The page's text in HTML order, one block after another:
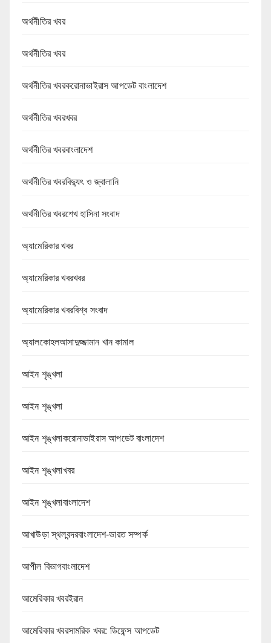
অর্থনীতির খবর
অর্থনীতির খবর
অর্থনীতির খবরকরোনাভাইরাস আপডেট বাংলাদেশ
অর্থনীতির খবরখবর
অর্থনীতির খবরবাংলাদেশ
অর্থনীতির খবরবিদ্যুৎ ও জ্বালানি
অর্থনীতির খবরশেখ হাসিনা সংবাদ
অ্যামেরিকার খবর
অ্যামেরিকার খবরখবর
অ্যামেরিকার খবরবিশ্ব সংবাদ
অ্যালকোহলআসাদুজ্জামান খান কামাল
আইন শৃঙ্খলা
আইন শৃঙ্খলা
আইন শৃঙ্খলাকরোনাভাইরাস আপডেট বাংলাদেশ
আইন শৃঙ্খলাখবর
আইন শৃঙ্খলাবাংলাদেশ
আখাউড়া স্থলবন্দরবাংলাদেশ-ভারত সম্পর্ক
আপীল বিভাগবাংলাদেশ
আমেরিকার খবরইরান
আমেরিকার খবরসামরিক খবর: ডিফেন্স আপডেট